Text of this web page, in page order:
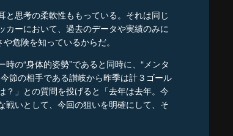
思考の柔軟性ももっている。それは同じ
カーにおいて、過去のデータや実績のみに
危険を知っているからだ。
の“身体的姿勢”であると同時に、“メンタ
節の相手である讃岐から昨季は計３ゴール
？」との質問を投げると「去年は去年。今
いとして、今回の狙いを明確にして、そ